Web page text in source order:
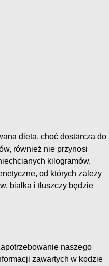
dieta, choć dostarcza do
również nie przynosi
kilogramów.
od których zależy
białka i tłuszczy będzie
naszego
zawartych w kodzie